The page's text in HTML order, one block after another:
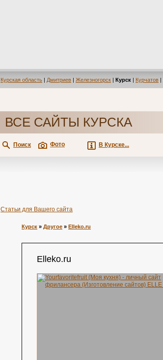
Курская область | Дмитриев | Железногорск | Курск | Курчатов |
ВСЕ САЙТЫ КУРСКА
Поиск Фото В Курске...
Статьи для Вашего сайта
Курск » Другое » Elleko.ru
Elleko.ru